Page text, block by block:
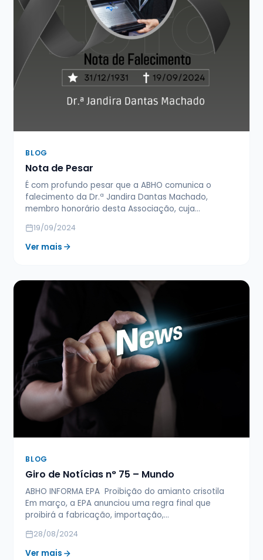
BLOG
Nota de Pesar
É com profundo pesar que a ABHO comunica o
falecimento da Dr.ª Jandira Dantas Machado,
membro honorário desta Associação, cuja…
19/09/2024
Ver mais
BLOG
Giro de Notícias n° 75 – Mundo
ABHO INFORMA EPA Proibição do amianto crisotila
Em março, a EPA anunciou uma regra final que
proibirá a fabricação, importação,…
28/08/2024
Ver mais